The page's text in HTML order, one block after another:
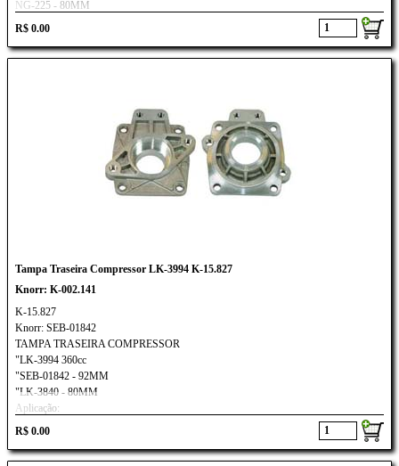
NG-225 - 80MM
FORD CARGO: 1317E
CUMMINS: INTERACT 4.0
R$ 0.00
Tampa Traseira Compressor LK-3994 K-15.827
Knorr: K-002.141
K-15.827
Knorr: SEB-01842
TAMPA TRASEIRA COMPRESSOR
"LK-3994 360cc
"SEB-01842 - 92MM
"LK-3840 - 80MM
Aplicação:
VW: ÔNIBUS
R$ 0.00